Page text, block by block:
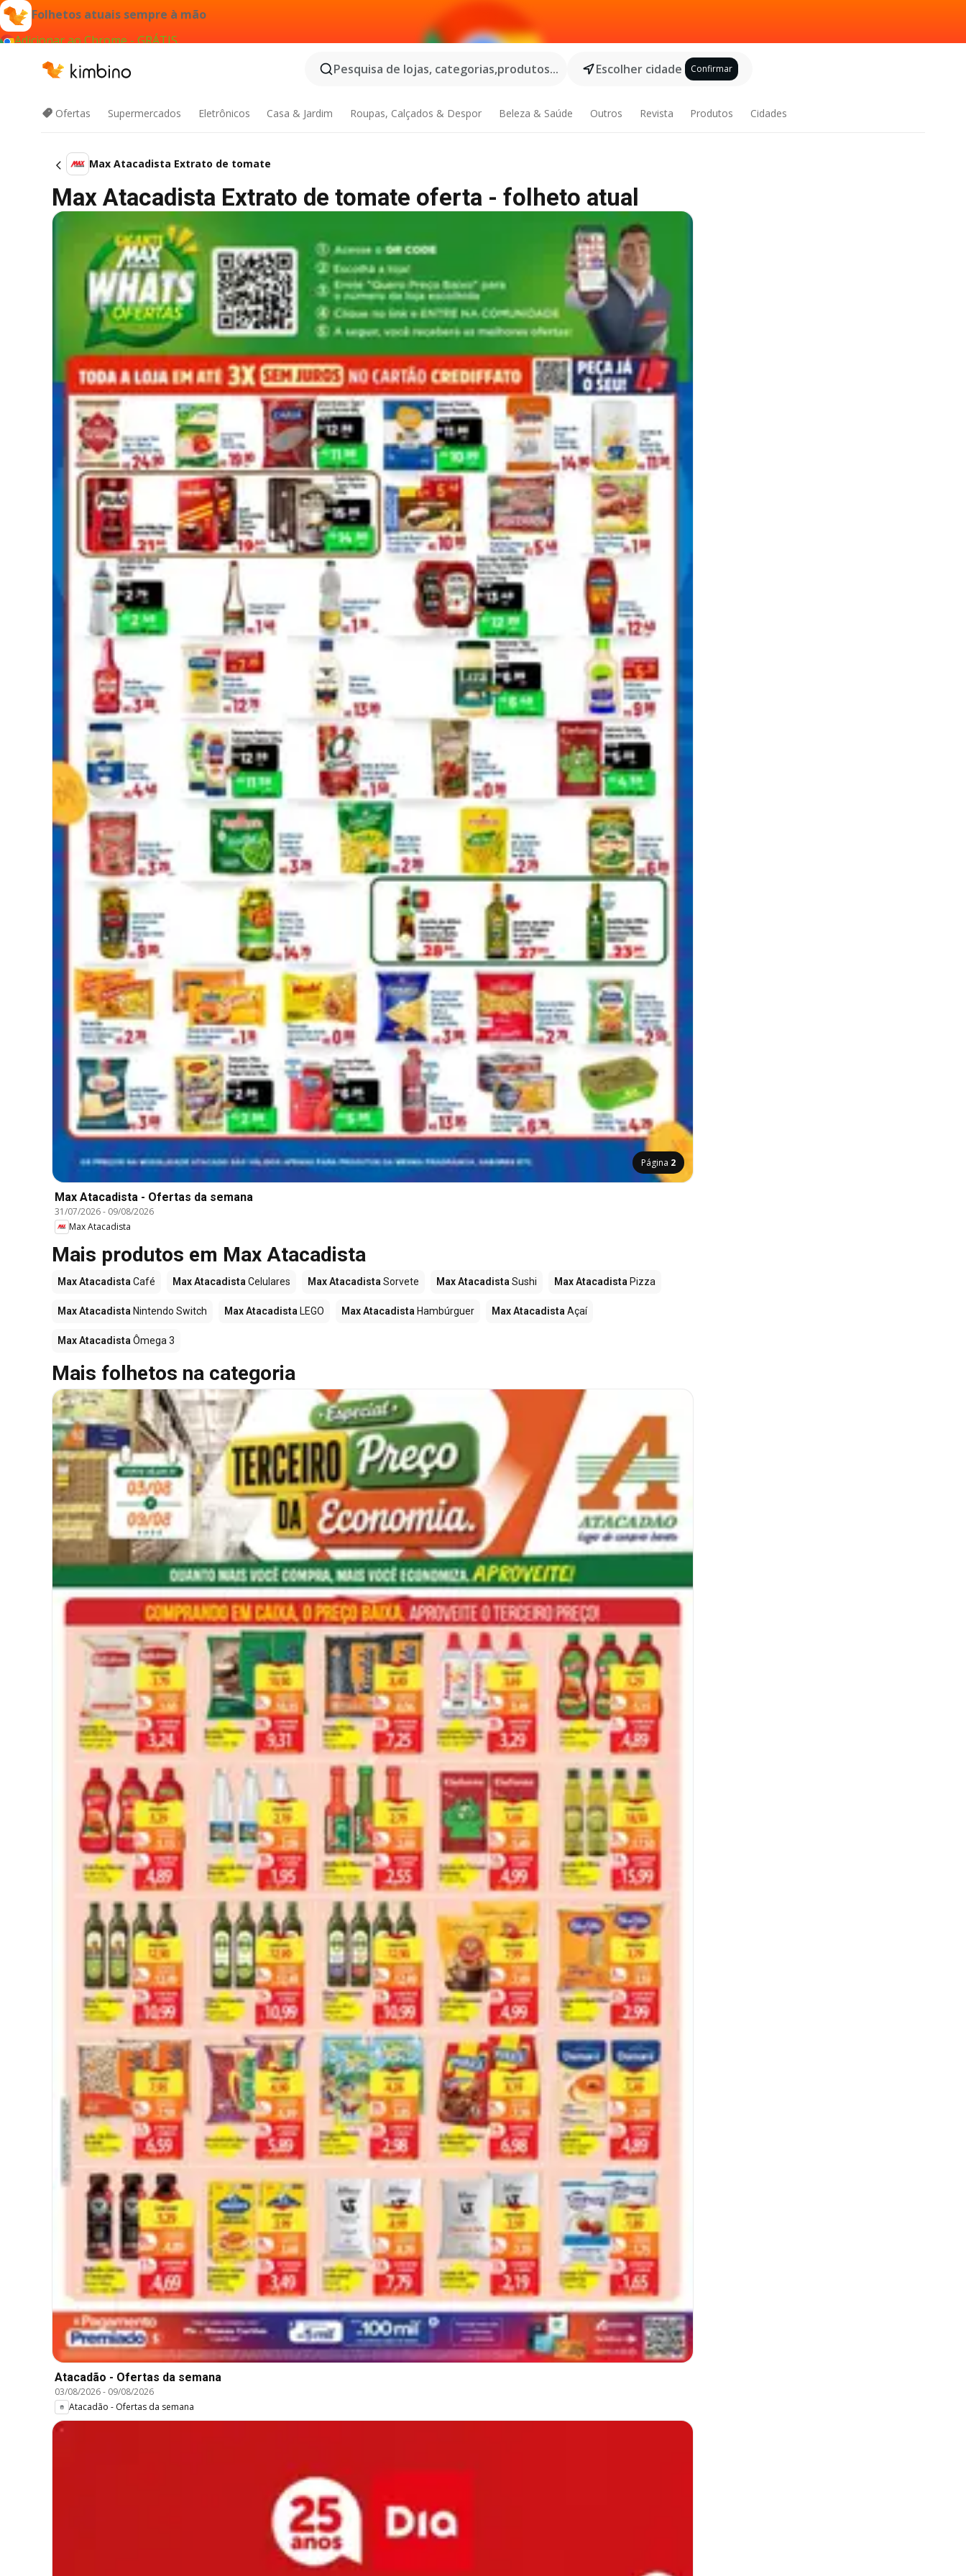
Folhetos atuais sempre à mão
Adicionar ao Chrome - GRÁTIS
Pesquisa de lojas, categorias,produtos...
Escolher cidade Confirmar
Ofertas Supermercados Eletrônicos Casa & Jardim Roupas, Calçados & Despor Beleza & Saúde Outros Revista Produtos Cidades
Max Atacadista Extrato de tomate
Max Atacadista Extrato de tomate oferta - folheto atual
Página 2
Max Atacadista - Ofertas da semana
31/07/2026- 09/08/2026
Max Atacadista
Mais produtos em Max Atacadista
Max Atacadista Café Max Atacadista Celulares Max Atacadista Sorvete Max Atacadista Sushi Max Atacadista Pizza
Max Atacadista Nintendo Switch Max Atacadista LEGO Max Atacadista Hambúrguer Max Atacadista Açaí
Max Atacadista Ômega 3
Mais folhetos na categoria
Atacadão - Ofertas da semana
03/08/2026- 09/08/2026
Atacadão - Ofertas da semana